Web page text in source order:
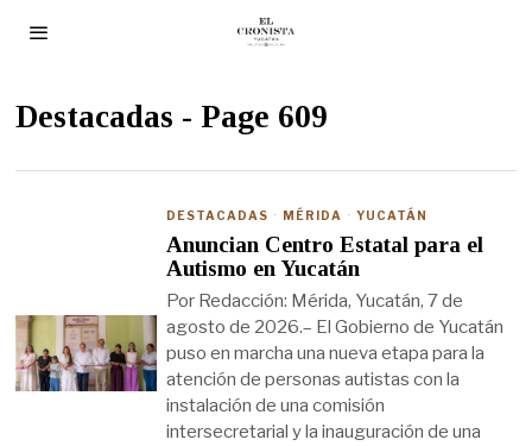
Destacadas - Page 609
DESTACADAS · MÉRIDA · YUCATÁN
Anuncian Centro Estatal para el
Autismo en Yucatán
Por Redacción: Mérida, Yucatán, 7 de
agosto de 2026.– El Gobierno de Yucatán
puso en marcha una nueva etapa para la
atención de personas autistas con la
instalación de una comisión
intersecretarial y la inauguración de una